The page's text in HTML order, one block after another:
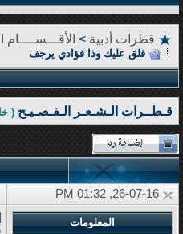
قطرات أدبية > الأقـــســــام
قلق عليك وذا فؤادي يرجف
قـطــرات الـشـعـر الـفـصـيـح (
المعلومات